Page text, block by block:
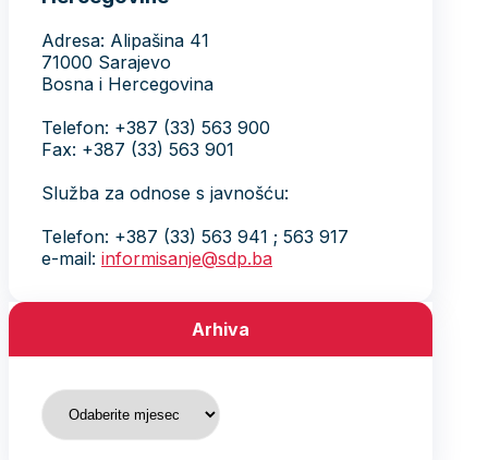
Adresa: Alipašina 41
71000 Sarajevo
Bosna i Hercegovina
Telefon: +387 (33) 563 900
Fax: +387 (33) 563 901
Služba za odnose s javnošću:
Telefon: +387 (33) 563 941 ; 563 917
e-mail: informisanje@sdp.ba
Arhiva
Arhiva